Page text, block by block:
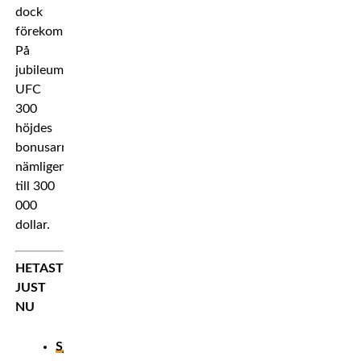
dock
förekommit.
På
jubileumsgalan
UFC
300
höjdes
bonusarna
nämligen
till 300
000
dollar.
HETAST
JUST
NU
Sjukaste